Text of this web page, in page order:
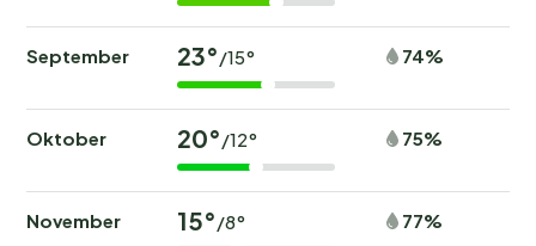
September 23°/15° 74%
Oktober 20°/12° 75%
November 15°/8° 77%